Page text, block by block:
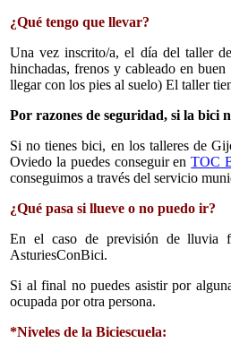
¿Qué tengo que llevar?
Una vez inscrito/a, el día del taller
hinchadas, frenos y cableado en
llegar con los pies al suelo) El taller
Por razones de seguridad, si la bici
Si no tienes bici, en los talleres de
Oviedo la puedes conseguir enTOC
conseguimos a través del servicio
¿Qué pasa si llueve o no puedo ir?
En el caso de previsión de lluvia
AsturiesConBici.
Si al final no puedes asistir por
ocupada por otra persona.
*Niveles de la Biciescuela: